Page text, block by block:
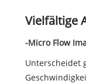
Vielfältige
-Micro Flow
Unterscheidet